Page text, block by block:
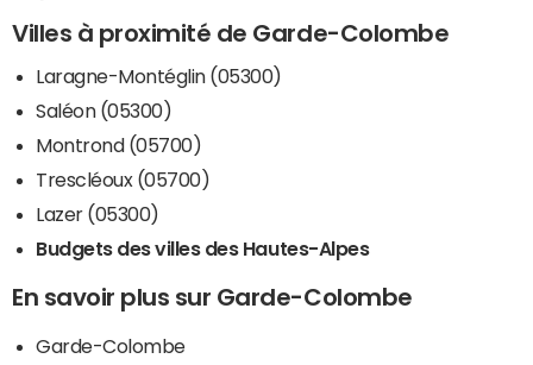
Villes à proximité de Garde-Colombe
Laragne-Montéglin (05300)
Saléon (05300)
Montrond (05700)
Trescléoux (05700)
Lazer (05300)
Budgets des villes des Hautes-Alpes
En savoir plus sur Garde-Colombe
Garde-Colombe